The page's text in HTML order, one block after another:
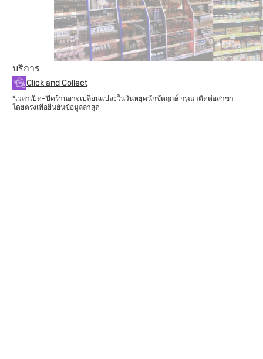
บริการ
Click and Collect
*เวลาเปิด–ปิดร้านอาจเปลี่ยนแปลงในวันหยุดนักขัตฤกษ์ กรุณาติดต่อสาขา
โดยตรงเพื่อยืนยันข้อมูลล่าสุด